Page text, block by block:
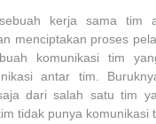
kerja sama tim
menciptakan proses
komunikasi tim
antar tim.
dari salah satu tim
tidak punya komunikasi